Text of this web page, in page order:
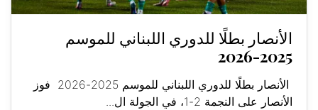
الأنصار بطلًا للدوري اللبناني للموسم
2025-2026
الأنصار بطلًا للدوري اللبناني للموسم 2025-2026 فوز
الأنصار على النجمة 2-1، في الجولة ال...